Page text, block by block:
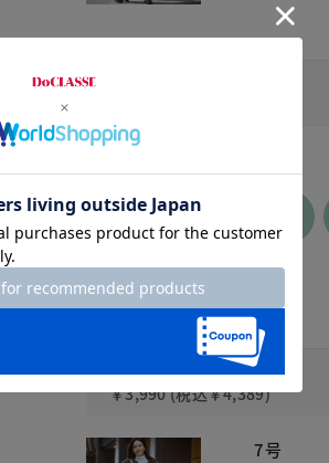
入れる
ダークモカ / 656
￥3,990(税込￥4,389)
7号